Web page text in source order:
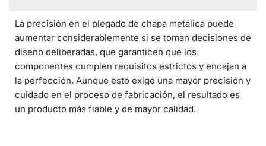
La precisión en el plegado de chapa metálica puede
aumentar considerablemente si se toman decisiones de
diseño deliberadas, que garanticen que los
componentes cumplen requisitos estrictos y encajan a
la perfección. Aunque esto exige una mayor precisión y
cuidado en el proceso de fabricación, el resultado es
un producto más fiable y de mayor calidad.